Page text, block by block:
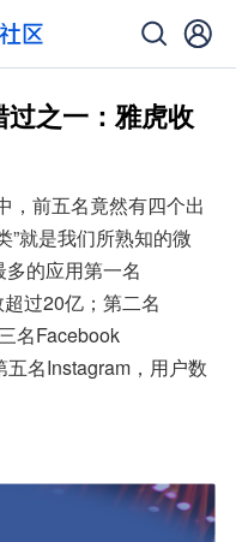
之一：雅虎收
，前五名竟然有四个出
”就是我们所熟知的微
的应用第一名
过20亿；第二名
名Facebook
名Instagram，用户数